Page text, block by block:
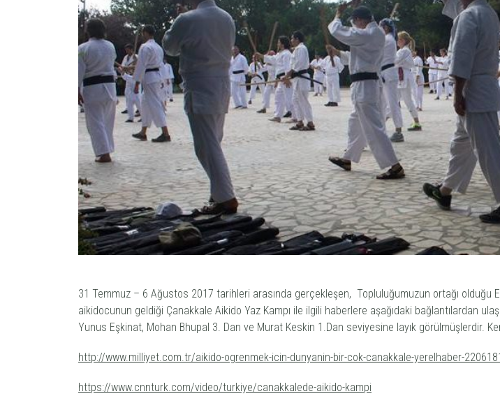
31 Temmuz – 6 Ağustos 2017 tarihleri arasında gerçekleşen, Topluluğumuzun ortağı olduğu
aikidocunun geldiği Çanakkale Aikido Yaz Kampı ile ilgili haberlere aşağıdaki bağlantılardan
Yunus Eşkinat, Mohan Bhupal 3. Dan ve Murat Keskin 1.Dan seviyesine layık görülmüşlerdir.
http://www.milliyet.com.tr/aikido-ogrenmek-icin-dunyanin-bir-cok-canakkale-yerelhaber-
https://www.cnnturk.com/video/turkiye/canakkalede-aikido-kampi